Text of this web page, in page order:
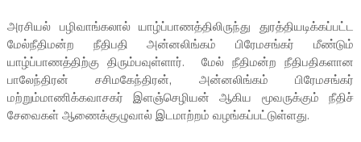
அரசியல் பழிவாங்கலால் யாழ்ப்பாணத்திலிருந்து துரத்தியடிக்கப்பட்ட
மேல்நீதிமன்ற நீதிபதி அன்னலிங்கம் பிரேமசங்கர் மீண்டும்
யாழ்ப்பாணத்திற்கு திரும்பவுள்ளார். மேல் நீதிமன்ற நீதிபதிகளான
பாலேந்திரன் சசிமகேந்திரன், அன்னலிங்கம் பிரேமசங்கர்
மற்றும்மாணிக்கவாசகர் இளஞ்செழியன் ஆகிய மூவருக்கும் நீதிச்
சேவைகள் ஆணைக்குழுவால் இடமாற்றம் வழங்கப்பட்டுள்ளது.